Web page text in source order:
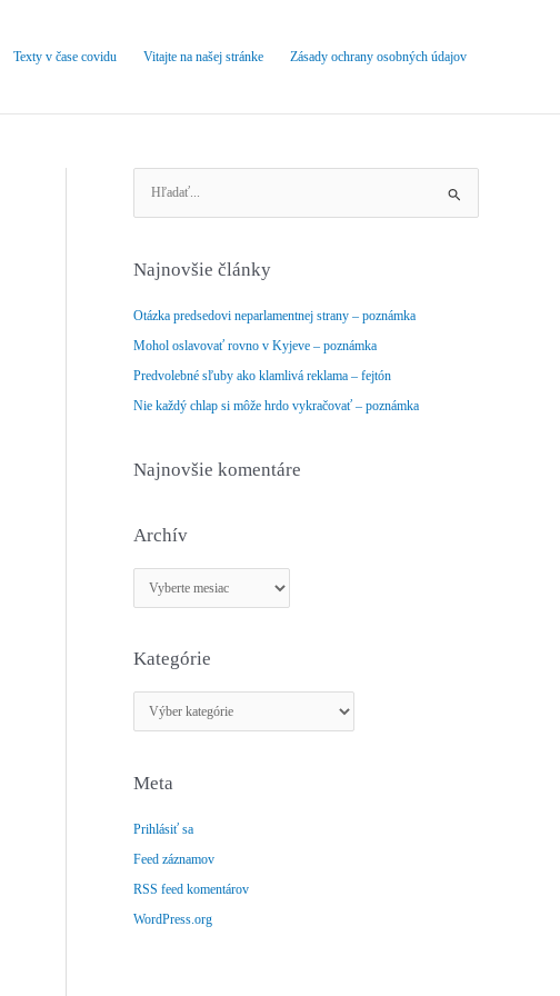
Texty v čase covidu Vitajte na našej stránke Zásady ochrany osobných údajov
ľ
d
a
ť
Najnovšie články
Otázka predsedovi neparlamentnej strany – poznámka
Mohol oslavovať rovno v Kyjeve – poznámka
Predvolebné sľuby ako klamlivá reklama – fejtón
Nie každý chlap si môže hrdo vykračovať – poznámka
Najnovšie komentáre
Archív
r
h
Kategórie
a
e
ó
r
i
e
Meta
Prihlásiť sa
Feed záznamov
RSS feed komentárov
WordPress.org